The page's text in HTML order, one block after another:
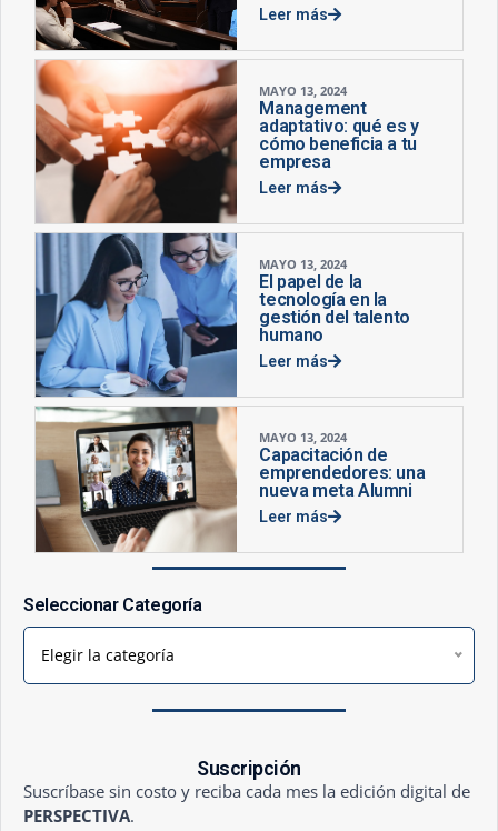
Leer más
MAYO 13, 2024
Management
adaptativo: qué es y
cómo beneficia a tu
empresa
Leer más
MAYO 13, 2024
El papel de la
tecnología en la
gestión del talento
humano
Leer más
MAYO 13, 2024
Capacitación de
emprendedores: una
nueva meta Alumni
Leer más
Seleccionar Categoría
Elegir la categoría
Suscripción
Suscríbase sin costo y reciba cada mes la edición digital de
PERSPECTIVA.